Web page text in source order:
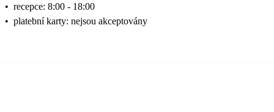
• recepce: 8:00 - 18:00
• platební karty: nejsou akceptovány